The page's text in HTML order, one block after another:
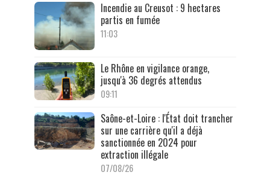
Incendie au Creusot : 9 hectares
partis en fumée
11:03
Le Rhône en vigilance orange,
jusqu'à 36 degrés attendus
09:11
Saône-et-Loire : l'État doit trancher
sur une carrière qu'il a déjà
sanctionnée en 2024 pour
extraction illégale
07/08/26